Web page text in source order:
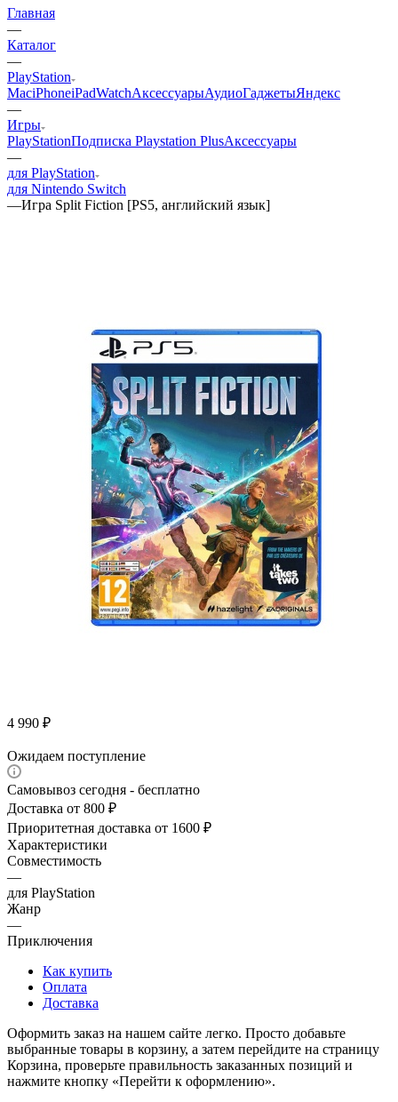
Главная
—
Каталог
—
PlayStation
MaciPhoneiPadWatchАксессуарыАудиоГаджетыЯндекс
—
Игры
PlayStationПодписка Playstation PlusАксессуары
—
для PlayStation
для Nintendo Switch
—Игра Split Fiction [PS5, английский язык]
4 990 ₽
Ожидаем поступление
Самовывоз сегодня - бесплатно
Доставка от 800 ₽
Приоритетная доставка от 1600 ₽
Характеристики
Совместимость
—
для PlayStation
Жанр
—
Приключения
Как купить
Оплата
Доставка
Оформить заказ на нашем сайте легко. Просто добавьте
выбранные товары в корзину, а затем перейдите на страницу
Корзина, проверьте правильность заказанных позиций и
нажмите кнопку «Перейти к оформлению».